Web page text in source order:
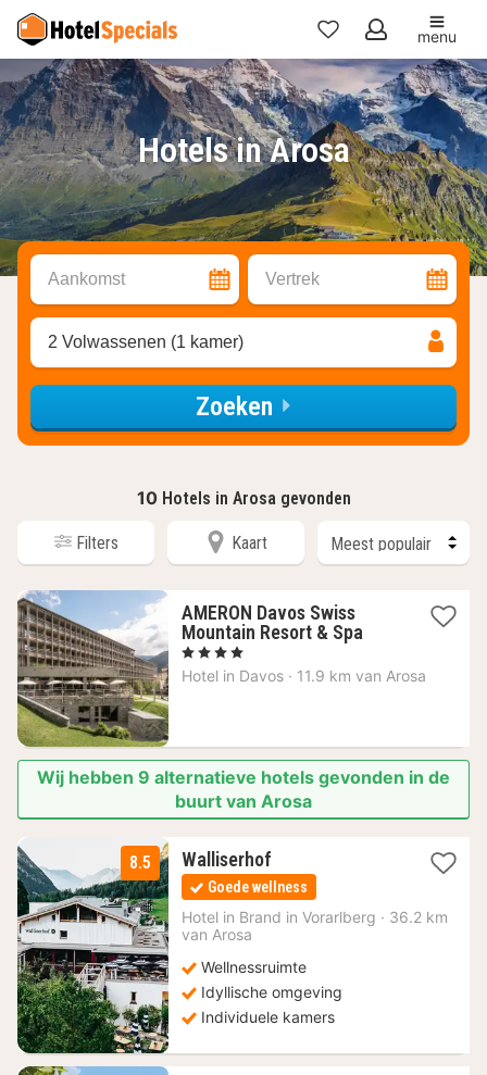
Mijn
favorieten
menu
Hotels in Arosa
Aankomst Vertrek
2 Volwassenen (1 kamer)
Zoeken
10 Hotels in Arosa gevonden
Filters Kaart
AMERON Davos Swiss
Mountain Resort & Spa1
vanaf
, 4 Sterren
Hotel in Davos · 11.9 km van Arosa
Wij hebben 9 alternatieve hotels gevonden in de
buurt van Arosa
8.5 Walliserhof1
nacht
vanaf
177,18
Goede wellness
Hotel in Brand in Vorarlberg · 36.2 km
van Arosa
Wellnessruimte
Idyllische omgeving
Individuele kamers